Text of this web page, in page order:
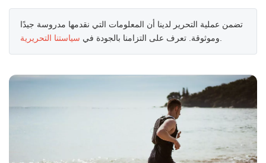
تضمن عملية التحرير لدينا أن المعلومات التي نقدمها مدروسة جيدًا
وموثوقة. تعرف على التزامنا بالجودة في سياستنا التحريرية